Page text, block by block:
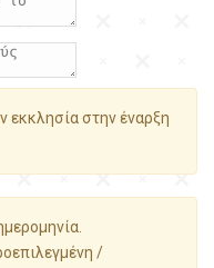
εκκλησία στην έναρξη
/